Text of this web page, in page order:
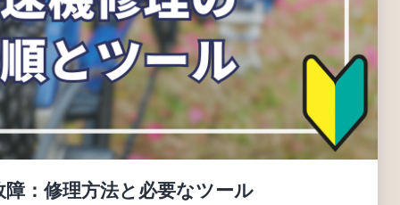
：修理方法と必要なツール